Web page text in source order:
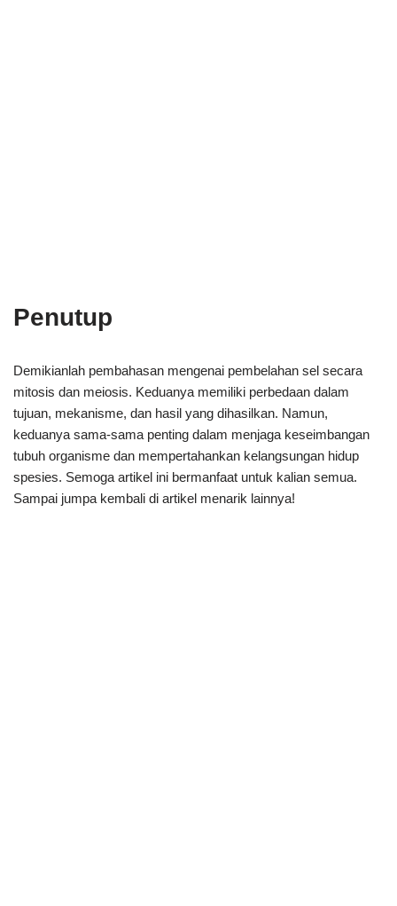
Penutup
Demikianlah pembahasan mengenai pembelahan sel secara
mitosis dan meiosis. Keduanya memiliki perbedaan dalam
tujuan, mekanisme, dan hasil yang dihasilkan. Namun,
keduanya sama-sama penting dalam menjaga keseimbangan
tubuh organisme dan mempertahankan kelangsungan hidup
spesies. Semoga artikel ini bermanfaat untuk kalian semua.
Sampai jumpa kembali di artikel menarik lainnya!